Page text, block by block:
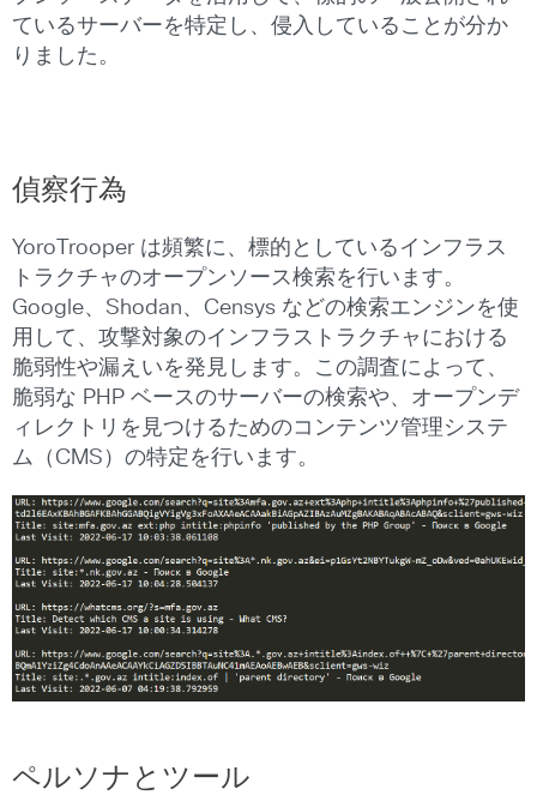
ているサーバーを特定し、侵入していることが分か
りました。
偵察行為
YoroTrooper は頻繁に、標的としているインフラス
トラクチャのオープンソース検索を行います。
Google、Shodan、Censys などの検索エンジンを使
用して、攻撃対象のインフラストラクチャにおける
脆弱性や漏えいを発見します。この調査によって、
脆弱な PHP ベースのサーバーの検索や、オープンデ
ィレクトリを見つけるためのコンテンツ管理システ
ム（CMS）の特定を行います。
ペルソナとツール